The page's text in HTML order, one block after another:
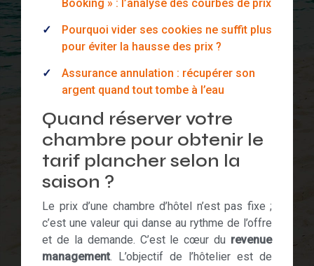
Booking » : l’analyse des courbes de prix
Pourquoi vider ses cookies ne suffit plus
pour éviter la hausse des prix ?
Assurance annulation : récupérer son
argent quand tout tombe à l’eau
Quand réserver votre
chambre pour obtenir le
tarif plancher selon la
saison ?
Le prix d’une chambre d’hôtel n’est pas fixe ;
c’est une valeur qui danse au rythme de l’offre
et de la demande. C’est le cœur du revenue
management. L’objectif de l’hôtelier est de